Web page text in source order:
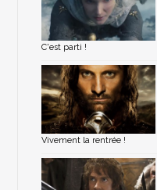
C'est parti !
Vivement la rentrée !